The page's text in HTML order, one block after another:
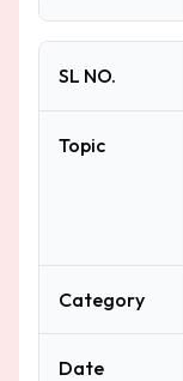
SL NO.
Topic
Category
Date